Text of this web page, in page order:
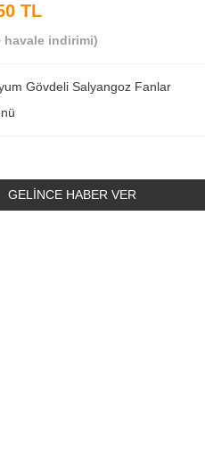
TL
havale indirimi)
Gövdeli Salyangoz Fanlar
GELİNCE HABER VER